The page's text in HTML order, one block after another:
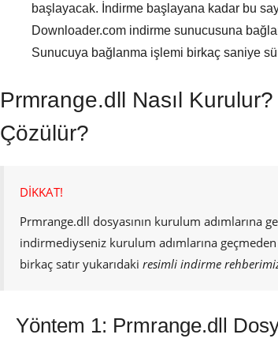
başlayacak. İndirme başlayana kadar bu
Downloader.com indirme sunucusuna
Sunucuya bağlanma işlemi birkaç saniye
Prmrange.dll Nasıl
Çözülür?
DİKKAT!
Prmrange.dll dosyasının kurulum adımlarına
indirmediyseniz kurulum adımlarına
birkaç satır yukarıdaki resimli indirme
Yöntem 1: Prmrange.dll